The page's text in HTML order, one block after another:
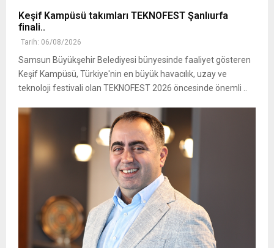
Keşif Kampüsü takımları TEKNOFEST Şanlıurfa
finali..
Tarih: 06/08/2026
Samsun Büyükşehir Belediyesi bünyesinde faaliyet gösteren
Keşif Kampüsü, Türkiye'nin en büyük havacılık, uzay ve
teknoloji festivali olan TEKNOFEST 2026 öncesinde önemli ..